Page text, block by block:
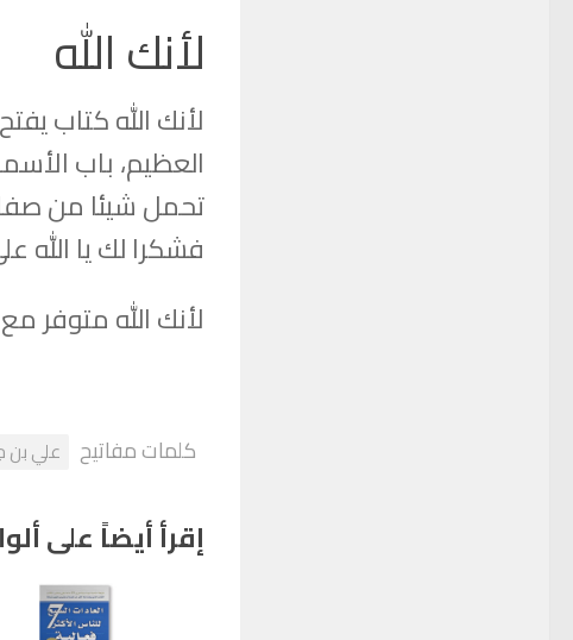
لأنك الله
لأنك الله كتاب
العظيم، باب
تحمل شيئا من
فشكرا لك يا
لأنك الله متوفر
كلمات مفاتيح علي بن
إقرأ أيضاً على